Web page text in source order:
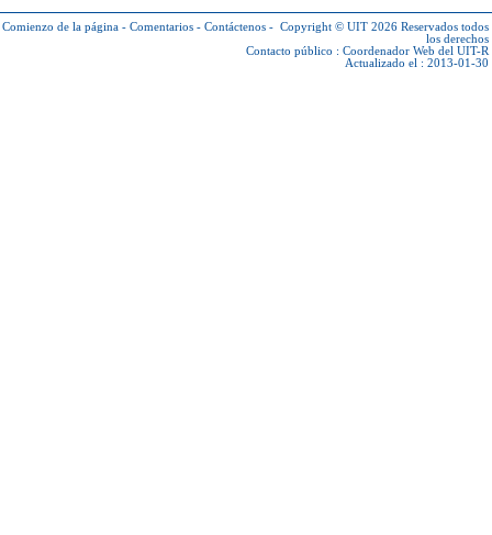
Comienzo de la página - Comentarios - Contáctenos - Copyright © UIT 2026 Reservados todos
los derechos
Contacto público : Coordenador Web del UIT-R
Actualizado el : 2013-01-30